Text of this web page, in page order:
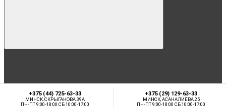
+375 (44) 725-63-33
МИНСК, СКРЫГАНОВА 39А
ПН-ПТ 9:00-18:00 СБ 10:00-17:00
+375 (29) 129-63-33
МИНСК, АСАНАЛИЕВА 25
ПН-ПТ 9:00-18:00 СБ 10:00-17:00